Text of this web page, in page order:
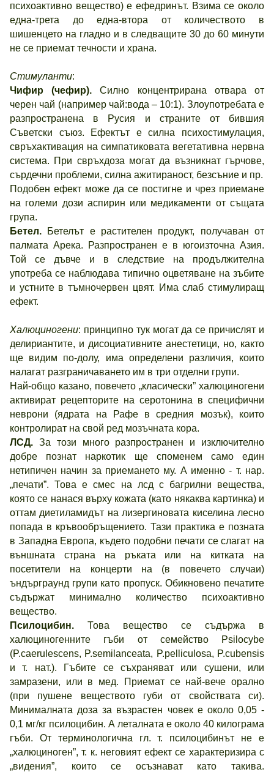
психоактивно вещество) е ефедринът. Взима се около
една-трета до една-втора от количеството в
шишенцето на гладно и в следващите 30 до 60 минути
не се приемат течности и храна.
Стимуланти:
Чифир (чефир). Силно концентрирана отвара от
черен чай (например чай:вода – 10:1). Злоупотребата е
разпространена в Русия и страните от бившия
Съветски съюз. Ефектът е силна психостимулация,
свръхактивация на симпатиковата вегетативна нервна
система. При свръхдоза могат да възникнат гърчове,
сърдечни проблеми, силна ажитираност, безсъние и пр.
Подобен ефект може да се постигне и чрез приемане
на големи дози аспирин или медикаменти от същата
група.
Бетел. Бетелът е растителен продукт, получаван от
палмата Арека. Разпространен е в югоизточна Азия.
Той се дъвче и в следствие на продължителна
употреба се наблюдава типично оцветяване на зъбите
и устните в тъмночервен цвят. Има слаб стимулиращ
ефект.
Халюциногени: принципно тук могат да се причислят и
делириантите, и дисоциативните анестетици, но, както
ще видим по-долу, има определени различия, които
налагат разграничаването им в три отделни групи.
Най-общо казано, повечето „класически” халюциногени
активират рецепторите на серотонина в специфични
неврони (ядрата на Рафе в средния мозък), които
контролират на свой ред мозъчната кора.
ЛСД. За този много разпространен и изключително
добре познат наркотик ще споменем само един
нетипичен начин за приемането му. А именно - т. нар.
„печати”. Това е смес на лсд с багрилни вещества,
която се нанася върху кожата (като някаква картинка) и
оттам диетиламидът на лизергиновата киселина лесно
попада в кръвообръщението. Тази практика е позната
в Западна Европа, където подобни печати се слагат на
външната страна на ръката или на китката на
посетители на концерти на (в повечето случаи)
ъндърграунд групи като пропуск. Обикновено печатите
съдържат минимално количество психоактивно
вещество.
Псилоцибин. Това вещество се съдържа в
халюциногенните гъби от семейство Psilocybe
(P.caerulescens, P.semilanceata, P.pelliculosa, P.cubensis
и т. нат.). Гъбите се съхраняват или сушени, или
замразени, или в мед. Приемат се най-вече орално
(при пушене веществото губи от свойствата си).
Минималната доза за възрастен човек е около 0,05 -
0,1 мг/кг псилоцибин. А леталната е около 40 килограма
гъби. От терминологична гл. т. псилоцибинът не е
„халюциноген”, т. к. неговият ефект се характеризира с
„видения”, които се осъзнават като такива.